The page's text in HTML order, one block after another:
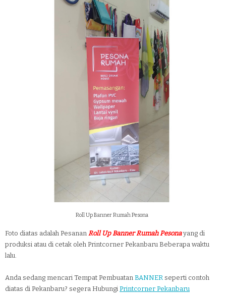
Roll Up Banner Rumah Pesona
Foto diatas adalah Pesanan Roll Up Banner Rumah Pesonayang di
produksi atau di cetak oleh Printcorner Pekanbaru Beberapa waktu
lalu.
Anda sedang mencari Tempat Pembuatan BANNER seperti contoh
diatas di Pekanbaru? segera Hubungi Printcorner Pekanbaru